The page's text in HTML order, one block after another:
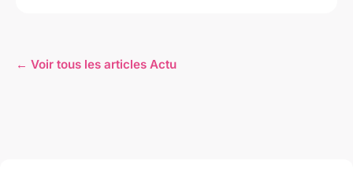
← Voir tous les articles Actu